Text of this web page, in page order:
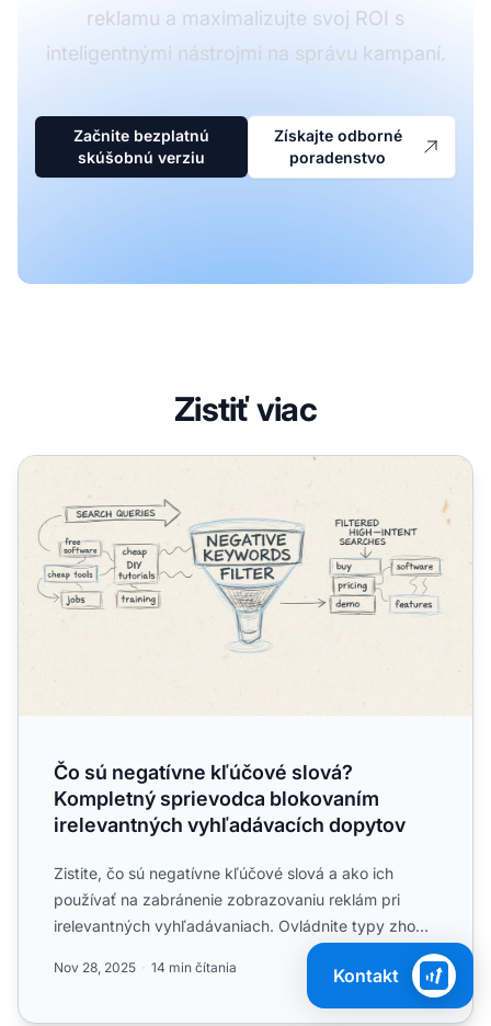
reklamu a maximalizujte svoj ROI s
inteligentnými nástrojmi na správu kampaní.
Začnite bezplatnú
skúšobnú verziu
Získajte odborné
poradenstvo
Zistiť viac
Čo sú negatívne kľúčové slová? Kompletný sprievodca
Čo sú negatívne kľúčové slová?
Kompletný sprievodca blokovaním
irelevantných vyhľadávacích dopytov
Zistite, čo sú negatívne kľúčové slová a ako ich
používať na zabránenie zobrazovaniu reklám pri
irelevantných vyhľadávaniach. Ovládnite typy zhody
Nov 28, 2025 14 min čítania Kontakt